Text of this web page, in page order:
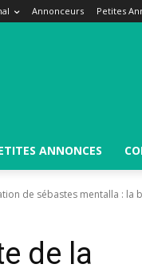
Annonceurs Petites
ANNONCES
de sébastes mentalla : la
de la